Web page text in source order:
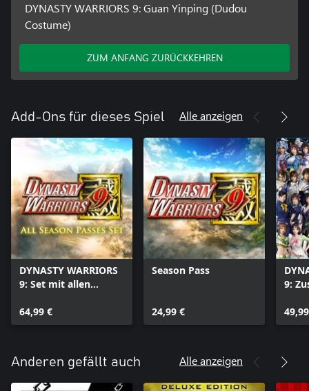
DYNASTY WARRIORS 9: Guan Yinping (Dudou
Costume)
ZUM ANFANG ZURÜCKKEHREN
Add-Ons für dieses Spiel Alle anzeigen
DYNASTY WARRIORS
9: Set mit allen
64,99 €
Season Pass
24,99 €
9:
Anderen gefällt auch Alle anzeigen